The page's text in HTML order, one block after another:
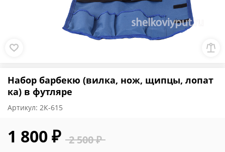
Набор барбекю (вилка, нож, щипцы, лопат
ка) в футляре
Артикул: 2К-615
2 500 ₽
1 800 ₽